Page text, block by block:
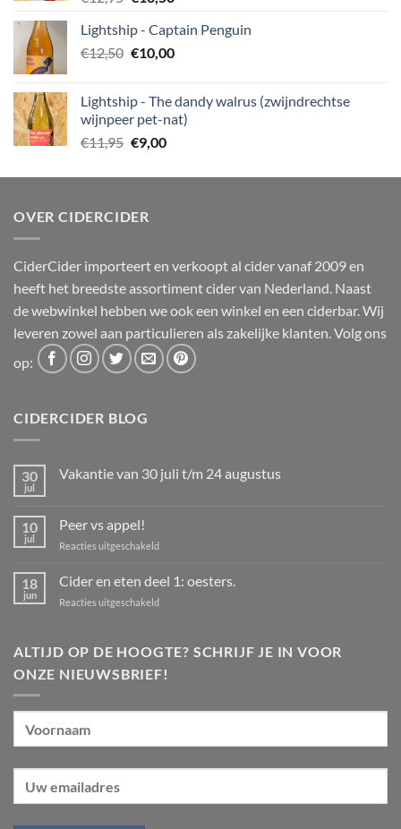
was:
€12,95.
is:
€10,50.
Lightship - Captain Penguin
€12,50 Oorspronkelijke
€12,50.
€10,00Huidige
€10,00.
Lightship - The dandy walrus (zwijndrechtse
wijnpeer pet-nat)
€11,95 Oorspronkelijke
was:
€9,00Huidige
is:
OVER CIDERCIDER
CiderCider importeert en verkoopt al cider vanaf 2009 en
heeft het breedste assortiment cider van Nederland. Naast
de webwinkel hebben we ook een winkel en een ciderbar. Wij
leveren zowel aan particulieren als zakelijke klanten. Volg ons
op:
CIDERCIDER BLOG
30
jul
Vakantie van 30 juli t/m 24 augustus
Vakantie
30
24
10
jul
Peer vs appel!
Reacties uitgeschakeldvoor
vs
appel!
18
jun
Cider en eten deel 1: oesters.
Reacties uitgeschakeldvoor
eten
1:
ALTIJD OP DE HOOGTE? SCHRIJF JE IN VOOR
ONZE NIEUWSBRIEF!